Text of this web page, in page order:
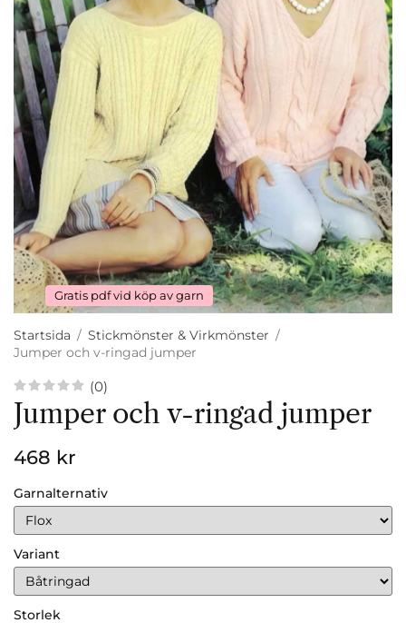
Gratis pdf vid köp av garn
Startsida / Stickmönster & Virkmönster /
Jumper och v-ringad jumper
(0)
Jumper och v-ringad jumper
468 kr
Garnalternativ
Variant
Storlek